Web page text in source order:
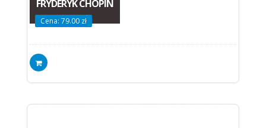
FRYDERYK CHOPIN
Cena: 79.00 zł